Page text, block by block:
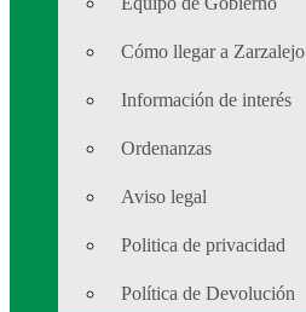
Cómo llegar a Zarzalejo
Información de interés
Ordenanzas
Aviso legal
Politica de privacidad
Política de Devolución